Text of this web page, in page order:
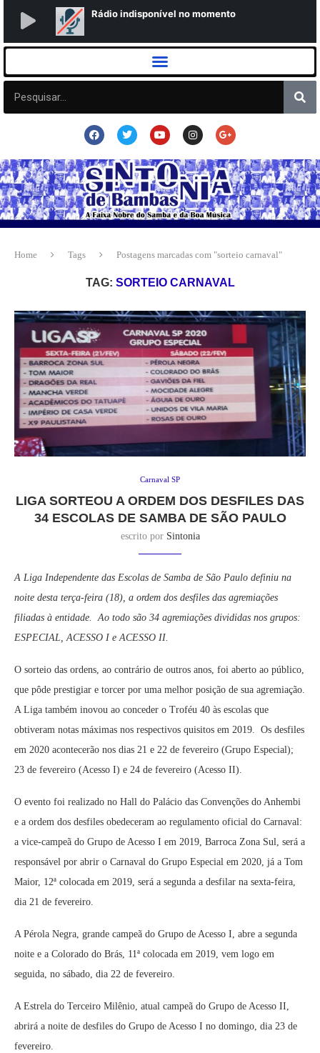
Home Tags Postagens marcadas com "sorteio carnaval"
TAG: SORTEIO CARNAVAL
Carnaval SP
LIGA SORTEOU A ORDEM DOS DESFILES DAS
34 ESCOLAS DE SAMBA DE SÃO PAULO
escrito por Sintonia
A Liga Independente das Escolas de Samba de São Paulo definiu na
noite desta terça-feira (18), a ordem dos desfiles das agremiações
filiadas à entidade. Ao todo são 34 agremiações divididas nos grupos:
ESPECIAL, ACESSO I e ACESSO II.
O sorteio das ordens, ao contrário de outros anos, foi aberto ao público,
que pôde prestigiar e torcer por uma melhor posição de sua agremiação.
A Liga também inovou ao conceder o Troféu 40 às escolas que
obtiveram notas máximas nos respectivos quisitos em 2019. Os desfiles
em 2020 acontecerão nos dias 21 e 22 de fevereiro (Grupo Especial);
23 de fevereiro (Acesso I) e 24 de fevereiro (Acesso II).
O evento foi realizado no Hall do Palácio das Convenções do Anhembi
e a ordem dos desfiles obedeceram ao regulamento oficial do Carnaval:
a vice-campeã do Grupo de Acesso I em 2019, Barroca Zona Sul, será a
responsável por abrir o Carnaval do Grupo Especial em 2020, já a Tom
Maior, 12ª colocada em 2019, será a segunda a desfilar na sexta-feira,
dia 21 de fevereiro.
A Pérola Negra, grande campeã do Grupo de Acesso I, abre a segunda
noite e a Colorado do Brás, 11ª colocada em 2019, vem logo em
seguida, no sábado, dia 22 de fevereiro.
A Estrela do Terceiro Milênio, atual campeã do Grupo de Acesso II,
abrirá a noite de desfiles do Grupo de Acesso I no domingo, dia 23 de
fevereiro.